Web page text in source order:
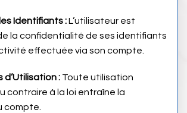
Identifiants :L’utilisateur est
la confidentialité de ses identifiants
effectuée via son compte.
d’Utilisation : Toute utilisation
contraire à la loi entraîne la
compte.